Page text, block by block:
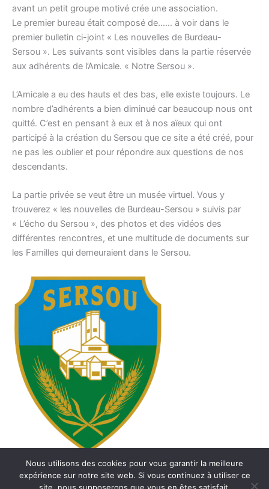
avant un petit groupe motivé crée une association.
Le premier bureau était composé de…… à voir dans le
premier bulletin ci-joint « Les nouvelles de Burdeau-
Sersou ». Les suivants sont visibles dans la partie réservée
aux adhérents de l’Amicale. « Notre Sersou ».
L’Amicale a eu des hauts et des bas, elle existe toujours. Le
nombre d’adhérents a bien diminué car beaucoup nous ont
quitté. C’est en pensant à eux et à nos aïeux qui ont
participé à la création du Sersou que ce site a été créé, pour
ne pas les oublier et pour répondre aux questions de nos
descendants.
La partie privée se veut être un musée virtuel. Vous y
trouverez « les nouvelles de Burdeau-Sersou » suivis par
« L’écho du Sersou », des photos et des vidéos des
différentes rencontres, et une multitude de documents sur
les Familles qui demeuraient dans le Sersou.
Nous utilisons des cookies pour vous garantir la meilleure
expérience sur notre site web. Si vous continuez à utiliser ce